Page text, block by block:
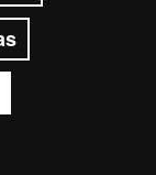
dudas?